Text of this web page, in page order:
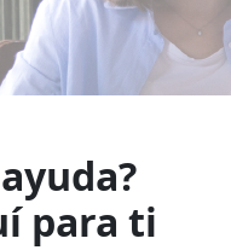
para ti